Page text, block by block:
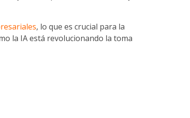
, lo que es crucial para la
la IA está revolucionando la toma